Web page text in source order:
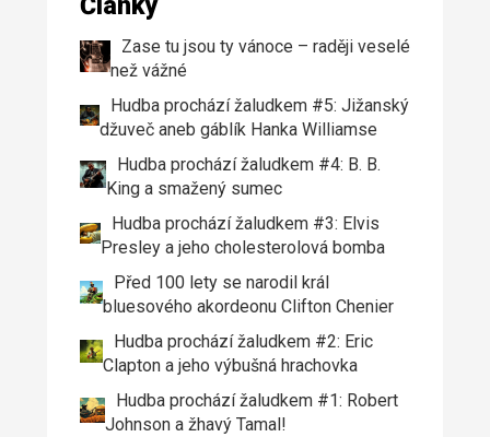
Články
Zase tu jsou ty vánoce – raději veselé
než vážné
Hudba prochází žaludkem #5: Jižanský
džuveč aneb gáblík Hanka Williamse
Hudba prochází žaludkem #4: B. B.
King a smažený sumec
Hudba prochází žaludkem #3: Elvis
Presley a jeho cholesterolová bomba
Před 100 lety se narodil král
bluesového akordeonu Clifton Chenier
Hudba prochází žaludkem #2: Eric
Clapton a jeho výbušná hrachovka
Hudba prochází žaludkem #1: Robert
Johnson a žhavý Tamal!